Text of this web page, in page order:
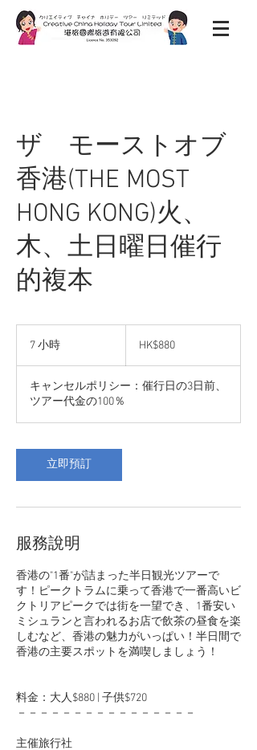
ザ モーストオブ
香港(THE MOST
HONG KONG)火、
木、土日曜日催行
的複本
7 小時 HK$880
キャンセルポリシー：催行日の3日前、
ツアー代金の100％
立即預訂
服務說明
香港の"1番"が詰まった半日観光ツアーで
す！ピークトラムに乗って香港で一番高いビ
クトリアピークでは街を一望でき、1番安い
ミシュランと言われるお店で飲茶の昼食を楽
しむなど、香港の魅力がいっぱい！半日間で
香港の主要スポットを満喫しましょう！
料金：大人$880 | 子供$720
－－－－－－－－－－－－－－－－
主催旅行社